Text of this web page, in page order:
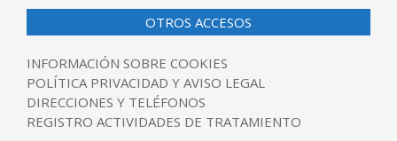
OTROS ACCESOS
INFORMACIÓN SOBRE COOKIES
POLÍTICA PRIVACIDAD Y AVISO LEGAL
DIRECCIONES Y TELÉFONOS
REGISTRO ACTIVIDADES DE TRATAMIENTO